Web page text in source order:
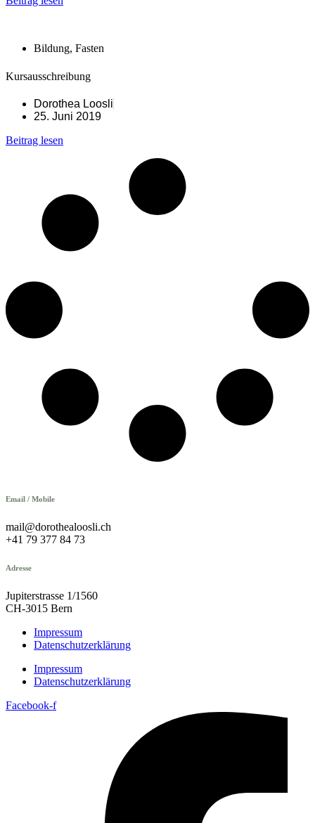
Bildung, Fasten
Kursausschreibung
Dorothea Loosli
25. Juni 2019
Beitrag lesen
Email / Mobile
mail@dorothealoosli.ch
+41 79 377 84 73
Adresse
Jupiterstrasse 1/1560
CH-3015 Bern
Impressum
Datenschutzerklärung
Impressum
Datenschutzerklärung
Facebook-f